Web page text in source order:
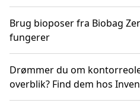
Brug bioposer fra Biobag
fungerer
Drømmer du om
overblik? Find dem hos